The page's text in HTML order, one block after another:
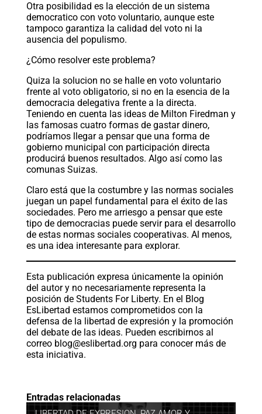
Otra posibilidad es la elección de un sistema
democratico con voto voluntario, aunque este
tampoco garantiza la calidad del voto ni la
ausencia del populismo.
¿Cómo resolver este problema?
Quiza la solucion no se halle en voto voluntario
frente al voto obligatorio, si no en la esencia de la
democracia delegativa frente a la directa.
Teniendo en cuenta las ideas de Milton Firedman y
las famosas cuatro formas de gastar dinero,
podríamos llegar a pensar que una forma de
gobierno municipal con participación directa
producirá buenos resultados. Algo así como las
comunas Suizas.
Claro está que la costumbre y las normas sociales
juegan un papel fundamental para el éxito de las
sociedades. Pero me arriesgo a pensar que este
tipo de democracias puede servir para el desarrollo
de estas normas sociales cooperativas. Al menos,
es una idea interesante para explorar.
Esta publicación expresa únicamente la opinión
del autor y no necesariamente representa la
posición de Students For Liberty. En el Blog
EsLibertad estamos comprometidos con la
defensa de la libertad de expresión y la promoción
del debate de las ideas. Pueden escribirnos al
correo blog@eslibertad.org para conocer más de
esta iniciativa.
Entradas relacionadas